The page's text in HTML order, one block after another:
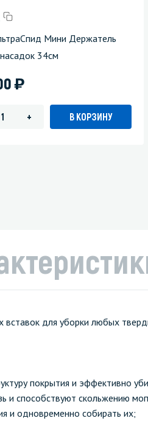
Мини Держатель
34см
)
+ В КОРЗИНУ
вставок для уборки любых
покрытия и эффективно
и способствуют скольжению
и одновременно собирать их;